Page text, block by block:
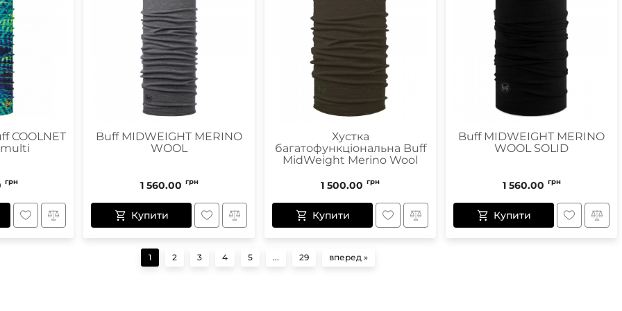
COOLNET
multi
грн
Buff MIDWEIGHT MERINO
WOOL
1 560.00 грн
Купити
Хустка
багатофункціональна Buff
MidWeight Merino Wool
1 500.00 грн
Купити
Buff MIDWEIGHT MERINO
WOOL SOLID
1 560.00 грн
Купити
1 2 3 4 5 ... 29 вперед »